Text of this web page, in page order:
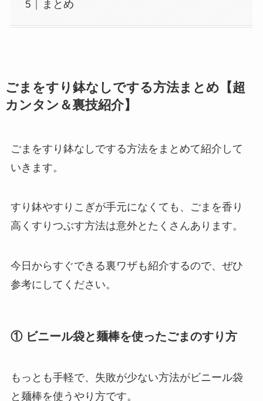
まとめ
ごまをすり鉢なしでする方法まとめ【超
カンタン＆裏技紹介】
ごまをすり鉢なしでする方法をまとめて紹介して
いきます。
すり鉢やすりこぎが手元になくても、ごまを香り
高くすりつぶす方法は意外とたくさんあります。
今日からすぐできる裏ワザも紹介するので、ぜひ
参考にしてください。
① ビニール袋と麺棒を使ったごまのすり方
もっとも手軽で、失敗が少ない方法がビニール袋
と麺棒を使うやり方です。